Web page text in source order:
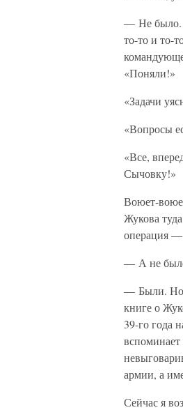
— Не было.
то-то и то-
«Поняли!»
«Задачи
«Вопросы
«Все,
Сычовку!»
Воюет-
Жукова
операция —
— А не было
— Были. Но
книге о
39-го года
армии, а
Сейчас я